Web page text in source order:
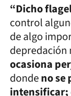
“Dicho
control
de algo
depredación
ocasiona
dondeno se
intensificar;